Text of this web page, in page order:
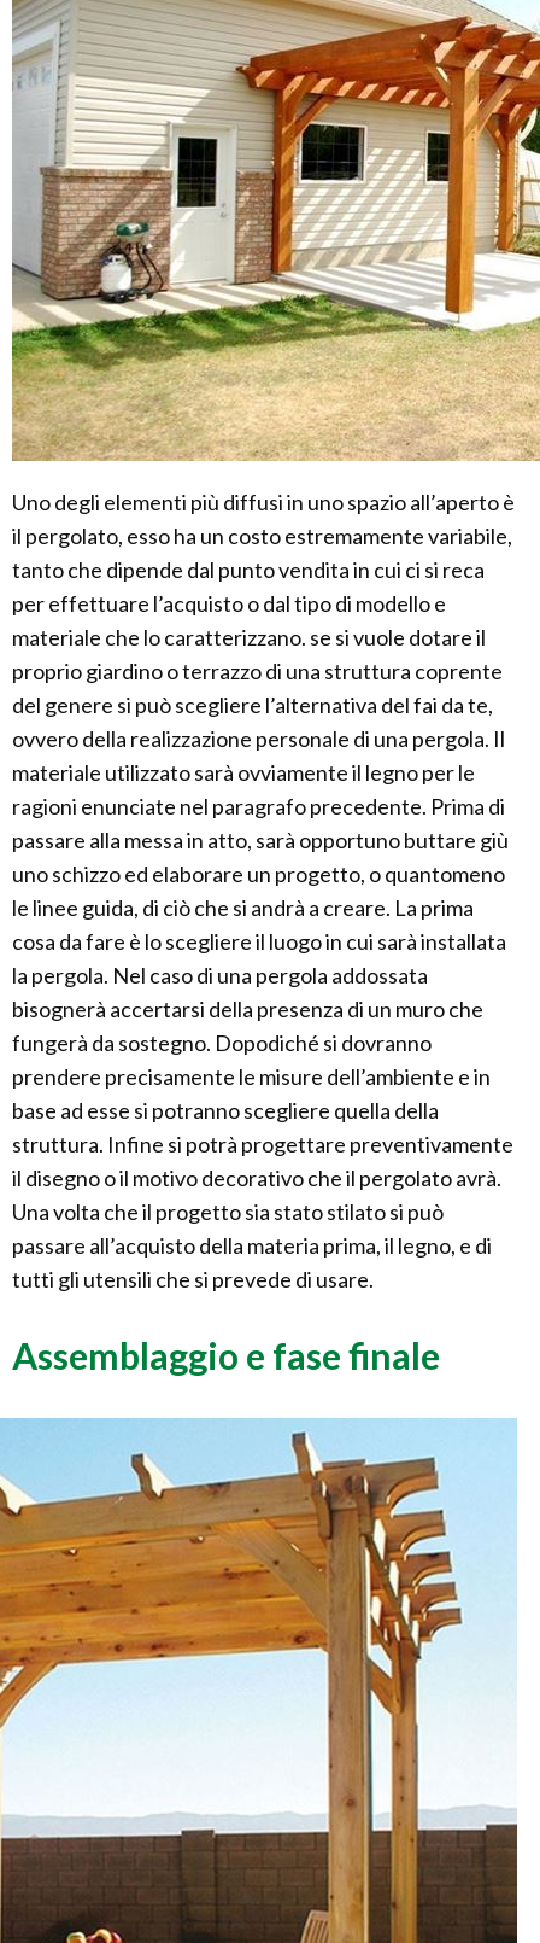
Uno degli elementi più diffusi in uno spazio all’aperto è
il pergolato, esso ha un costo estremamente variabile,
tanto che dipende dal punto vendita in cui ci si reca
per effettuare l’acquisto o dal tipo di modello e
materiale che lo caratterizzano. se si vuole dotare il
proprio giardino o terrazzo di una struttura coprente
del genere si può scegliere l’alternativa del fai da te,
ovvero della realizzazione personale di una pergola. Il
materiale utilizzato sarà ovviamente il legno per le
ragioni enunciate nel paragrafo precedente. Prima di
passare alla messa in atto, sarà opportuno buttare giù
uno schizzo ed elaborare un progetto, o quantomeno
le linee guida, di ciò che si andrà a creare. La prima
cosa da fare è lo scegliere il luogo in cui sarà installata
la pergola. Nel caso di una pergola addossata
bisognerà accertarsi della presenza di un muro che
fungerà da sostegno. Dopodiché si dovranno
prendere precisamente le misure dell’ambiente e in
base ad esse si potranno scegliere quella della
struttura. Infine si potrà progettare preventivamente
il disegno o il motivo decorativo che il pergolato avrà.
Una volta che il progetto sia stato stilato si può
passare all’acquisto della materia prima, il legno, e di
tutti gli utensili che si prevede di usare.
Assemblaggio e fase finale